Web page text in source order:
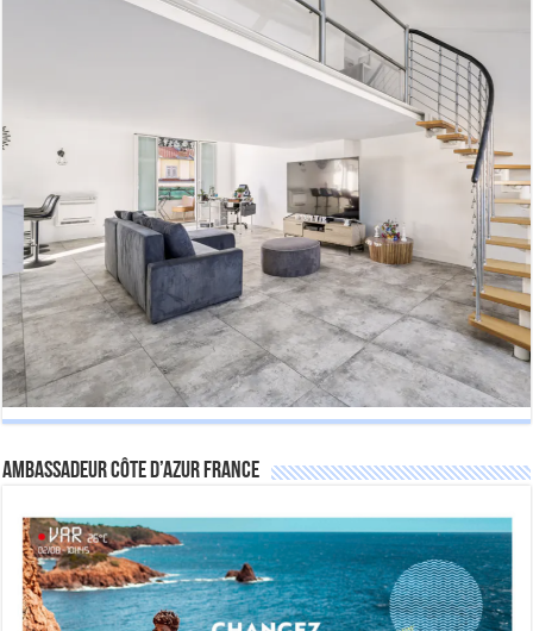
Ambassadeur Côte d’Azur France